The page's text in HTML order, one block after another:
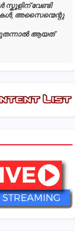
വേണ്ടി
അസൈന്മെന്റു
ആയത്